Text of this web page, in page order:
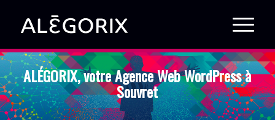
ALÉGORIX, votre Agence Web WordPress à
Souvret